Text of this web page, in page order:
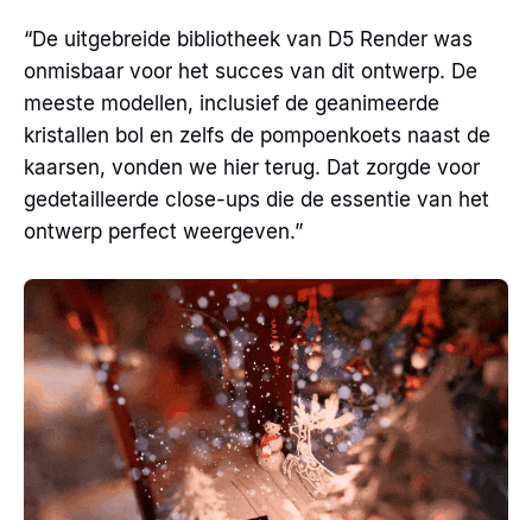
“De uitgebreide bibliotheek van D5 Render was
onmisbaar voor het succes van dit ontwerp. De
meeste modellen, inclusief de geanimeerde
kristallen bol en zelfs de pompoenkoets naast de
kaarsen, vonden we hier terug. Dat zorgde voor
gedetailleerde close-ups die de essentie van het
ontwerp perfect weergeven.”